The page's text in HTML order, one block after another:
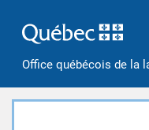
Office québécois de la